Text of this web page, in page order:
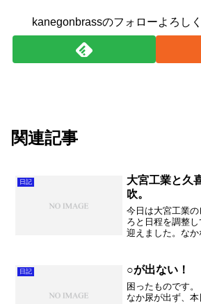
kanegonbrassのフォローよろし
関連記事
日記
大宮工業と久
吹。
今日は大宮工業
ろと日程を調整
迎えました。な
は久喜の吹奏楽フ
るために、当日の
日記 ○が出ない！
困ったものです
なか尿が出ず、